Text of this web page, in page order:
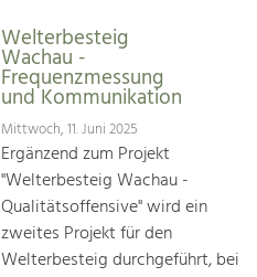
Welterbesteig
Wachau -
Frequenzmessung
und Kommunikation
Mittwoch, 11. Juni 2025
Ergänzend zum Projekt
"Welterbesteig Wachau -
Qualitätsoffensive" wird ein
zweites Projekt für den
Welterbesteig durchgeführt, bei